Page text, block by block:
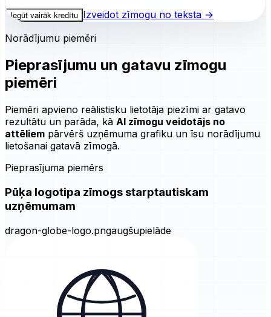
Iegūt vairāk kredītu Izveidot zīmogu no teksta →
Norādījumu piemēri
Pieprasījumu un gatavu zīmogu
piemēri
Piemēri apvieno reālistisku lietotāja piezīmi ar gatavo
rezultātu un parāda, kā AI zīmogu veidotājs no
attēliem pārvērš uzņēmuma grafiku un īsu norādījumu
lietošanai gatavā zīmogā.
Pieprasījuma piemērs
Pūķa logotipa zīmogs starptautiskam
uzņēmumam
dragon-globe-logo.pngaugšupielāde